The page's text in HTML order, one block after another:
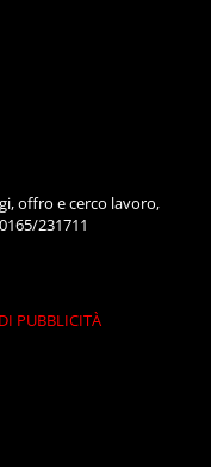
offro e cerco lavoro,
231711
PUBBLICITÀ